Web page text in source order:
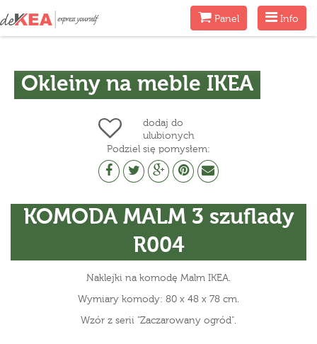
Menu
Info
MenuPanel
Okleiny na meble IKEA
dodaj do
ulubionych
Podziel się pomysłem:
KOMODA MALM 3 szuflady
R004
Naklejki na komodę Malm IKEA.
Wymiary komody: 80 x 48 x 78 cm.
Wzór z serii "Zaczarowany ogród".